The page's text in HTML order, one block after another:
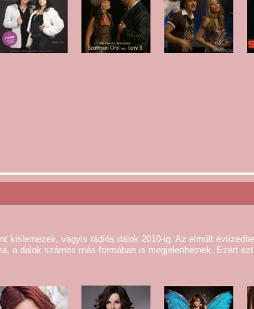
kislemezek, vagyis rádiós dalok 2010-ig. Az elmúlt
a dalok számos más formában is megjelenhetnek. Ezért